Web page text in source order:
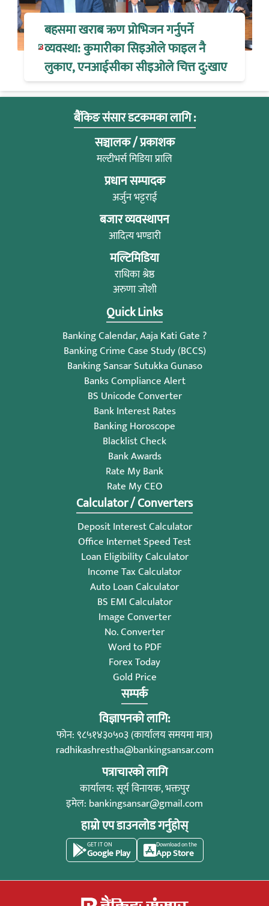
बहसमा खराब ऋण प्रोभिजन गर्नुपर्ने
व्यवस्था: कुमारीका सिइओले फाइल नै
लुकाए, एनआईसीका सीइओले चित्त दु:खाए
बैंकिङ संसार डटकमका लागि :
सञ्चालक / प्रकाशक
मल्टीभर्स मिडिया प्रालि
प्रधान सम्पादक
अर्जुन भट्टराई
बजार व्यवस्थापन
आदित्य भण्डारी
मल्टिमिडिया
राधिका श्रेष्ठ
अरुणा जोशी
Quick Links
Banking Calendar, Aaja Kati Gate ?
Banking Crime Case Study (BCCS)
Banking Sansar Sutukka Gunaso
Banks Compliance Alert
BS Unicode Converter
Bank Interest Rates
Banking Horoscope
Blacklist Check
Bank Awards
Rate My Bank
Rate My CEO
Calculator / Converters
Deposit Interest Calculator
Office Internet Speed Test
Loan Eligibility Calculator
Income Tax Calculator
Auto Loan Calculator
BS EMI Calculator
Image Converter
No. Converter
Word to PDF
Forex Today
Gold Price
सम्पर्क
विज्ञापनको लागि:
फोन: ९८५१४३०५०३ (कार्यालय समयमा मात्र)
radhikashrestha@bankingsansar.com
पत्राचारको लागि
कार्यालय: सूर्य विनायक, भक्तपुर
इमेल: bankingsansar@gmail.com
हाम्रो एप डाउनलोड गर्नुहोस्
GET IT ON
Google Play
Download on the
App Store